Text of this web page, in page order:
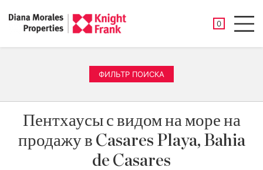
0
ФИЛЬТР ПОИСКА
Пентхаусы с видом на море на
продажу в Casares Playa, Bahia
de Casares